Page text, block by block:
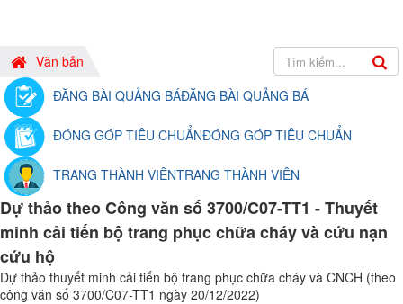
Văn bản
ĐĂNG BÀI QUẢNG BÁĐĂNG BÀI QUẢNG BÁ
ĐÓNG GÓP TIÊU CHUẨNĐÓNG GÓP TIÊU CHUẨN
TRANG THÀNH VIÊNTRANG THÀNH VIÊN
Dự thảo theo Công văn số 3700/C07-TT1 - Thuyết
minh cải tiến bộ trang phục chữa cháy và cứu nạn
cứu hộ
Dự thảo thuyết minh cải tiến bộ trang phục chữa cháy và CNCH (theo
công văn số 3700/C07-TT1 ngày 20/12/2022)